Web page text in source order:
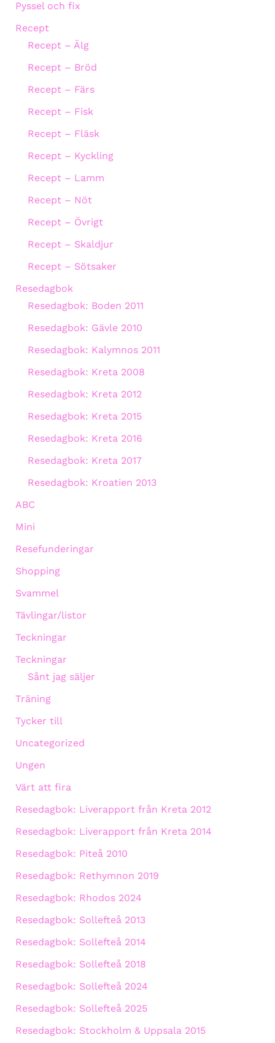
Pyssel och fix
Recept
Recept – Älg
Recept – Bröd
Recept – Färs
Recept – Fisk
Recept – Fläsk
Recept – Kyckling
Recept – Lamm
Recept – Nöt
Recept – Övrigt
Recept – Skaldjur
Recept – Sötsaker
Resedagbok
Resedagbok: Boden 2011
Resedagbok: Gävle 2010
Resedagbok: Kalymnos 2011
Resedagbok: Kreta 2008
Resedagbok: Kreta 2012
Resedagbok: Kreta 2015
Resedagbok: Kreta 2016
Resedagbok: Kreta 2017
Resedagbok: Kroatien 2013
ABC
Mini
Resefunderingar
Shopping
Svammel
Tävlingar/listor
Teckningar
Teckningar
Sånt jag säljer
Träning
Tycker till
Uncategorized
Ungen
Värt att fira
Resedagbok: Liverapport från Kreta 2012
Resedagbok: Liverapport från Kreta 2014
Resedagbok: Piteå 2010
Resedagbok: Rethymnon 2019
Resedagbok: Rhodos 2024
Resedagbok: Sollefteå 2013
Resedagbok: Sollefteå 2014
Resedagbok: Sollefteå 2018
Resedagbok: Sollefteå 2024
Resedagbok: Sollefteå 2025
Resedagbok: Stockholm & Uppsala 2015